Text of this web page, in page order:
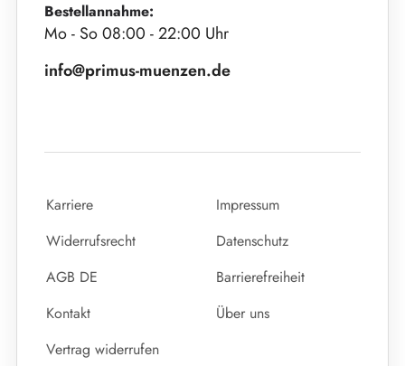
Bestellannahme:
Mo - So 08:00 - 22:00 Uhr
info@primus-muenzen.de
Karriere
Impressum
Widerrufsrecht
Datenschutz
AGB DE
Barrierefreiheit
Kontakt
Über uns
Vertrag widerrufen